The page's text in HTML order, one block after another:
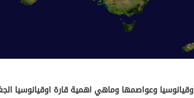
وعواصمها وماهي اهمية قارة اوقيانوسيا